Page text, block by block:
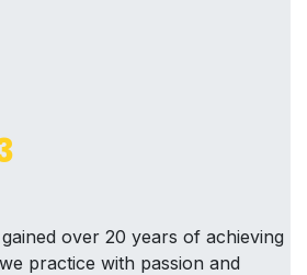
over 20 years of achieving
practice with passion and